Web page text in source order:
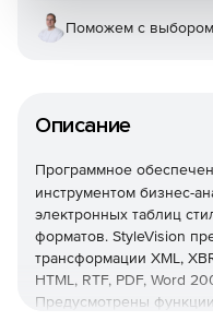
Описание
Программное
инструментом бизнес-
электронных таблиц
форматов. StyleVision
трансформации XML,
HTML, RTF, PDF, Word
Предусмотрены
Поможем с выбором